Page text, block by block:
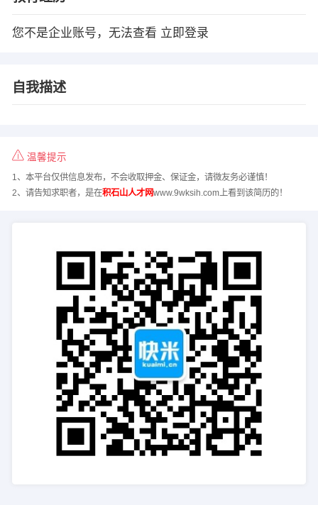
您不是企业账号，无法查看 立即登录
自我描述
温馨提示
1、本平台仅供信息发布，不会收取押金、保证金，请微友务必谨慎！
2、请告知求职者，是在积石山人才网www.9wksih.com上看到该简历的！